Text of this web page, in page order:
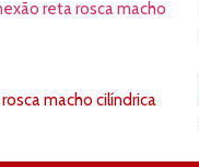
macho cilíndrica